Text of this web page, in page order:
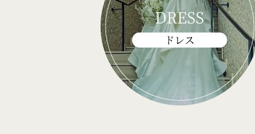
DRESS
ドレス